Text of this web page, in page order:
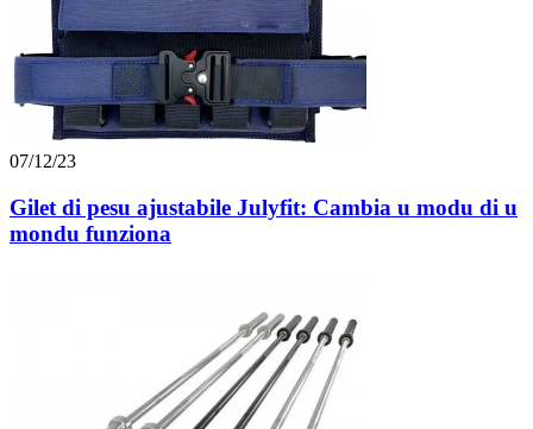
07/12/23
Gilet di pesu ajustabile Julyfit: Cambia u modu di u
mondu funziona